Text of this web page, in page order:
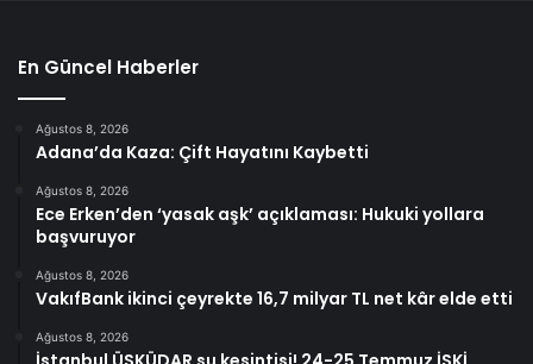
En Güncel Haberler
Ağustos 8, 2026
Adana’da Kaza: Çift Hayatını Kaybetti
Ağustos 8, 2026
Ece Erken’den ‘yasak aşk’ açıklaması: Hukuki yollara
başvuruyor
Ağustos 8, 2026
VakıfBank ikinci çeyrekte 16,7 milyar TL net kâr elde etti
Ağustos 8, 2026